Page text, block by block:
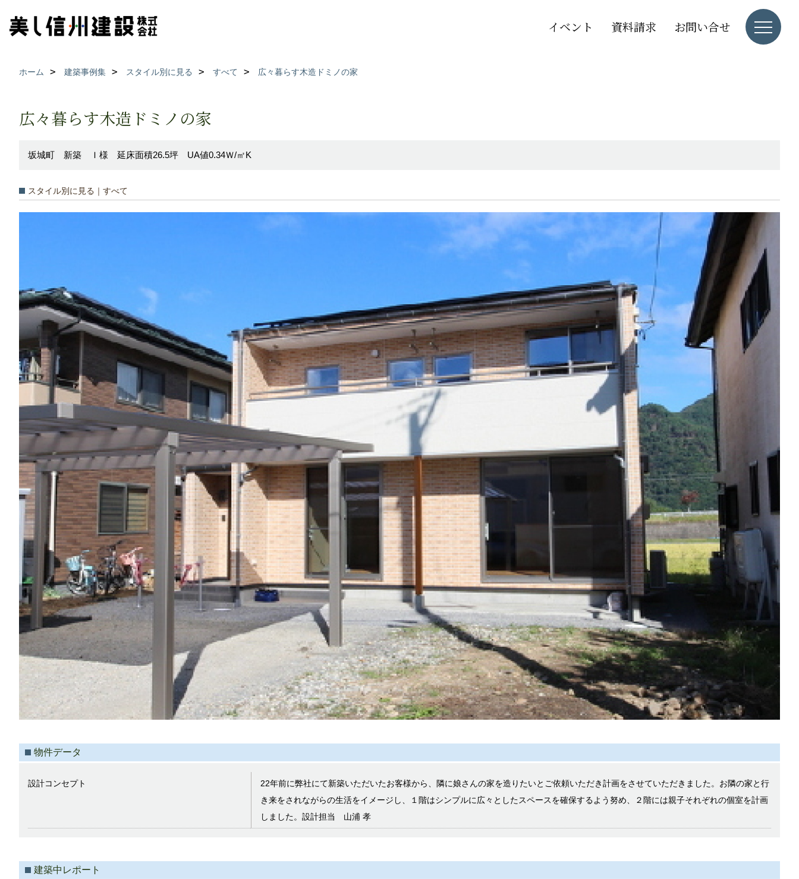
イベント 資料請求 お問い合せ
ホーム 建築事例集 スタイル別に見る すべて 広々暮らす木造ドミノの家
広々暮らす木造ドミノの家
坂城町 新築 Ｉ様 延床面積26.5坪 UA値0.34Ｗ/㎡K
スタイル別に見る｜すべて
物件データ
設計コンセプト
22年前に弊社にて新築いただいたお客様から、隣に娘さんの家を造りたいとご依頼いただき計画をさせていただきました。お隣の家と行
き来をされながらの生活をイメージし、１階はシンプルに広々としたスペースを確保するよう努め、２階には親子それぞれの個室を計画
しました。設計担当 山浦 孝
建築中レポート